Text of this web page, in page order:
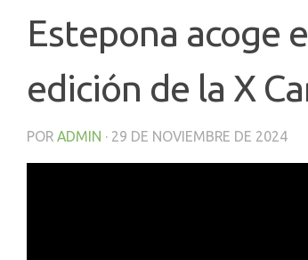
Estepona acoge
edición de la X
POR ADMIN · 29 DE NOVIEMBRE DE 2024